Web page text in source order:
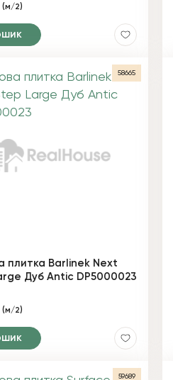
(м/2)
58665
плитка Barlinek Next
Дуб Antic DP5000023
(м/2)
59689